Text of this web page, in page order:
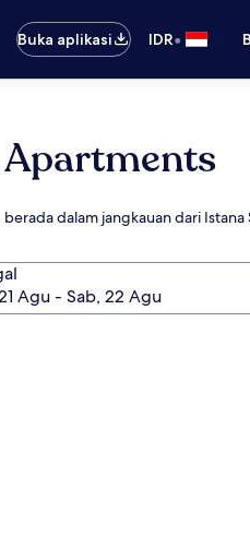
Buka aplikasi
IDR•
dalam jangkauan dari Istana